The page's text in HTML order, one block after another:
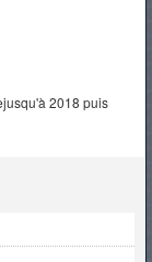
2018 puis